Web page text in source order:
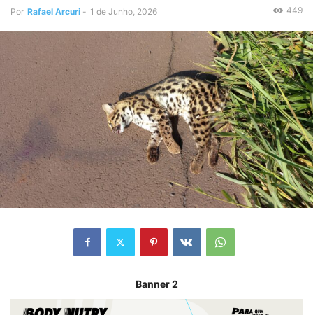
Por Rafael Arcuri - 1 de Junho, 2026 449
Banner 2